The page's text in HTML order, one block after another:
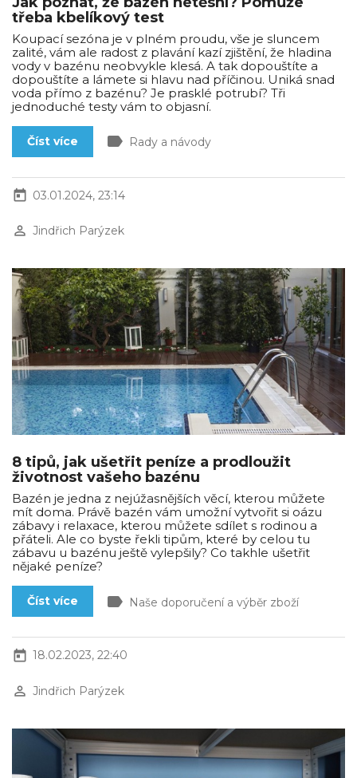
třeba kbelíkový test
Koupací sezóna je v plném proudu, vše je sluncem
zalité, vám ale radost z plavání kazí zjištění, že hladina
vody v bazénu neobvykle klesá. A tak dopouštíte a
dopouštíte a lámete si hlavu nad příčinou. Uniká snad
voda přímo z bazénu? Je prasklé potrubí? Tři
jednoduché testy vám to objasní.
Číst více label Rady a návody
today 03.01.2024, 23:14
perm_identity Jindřich Parýzek
8 tipů, jak ušetřit peníze a prodloužit
životnost vašeho bazénu
Bazén je jedna z nejúžasnějších věcí, kterou můžete
mít doma. Právě bazén vám umožní vytvořit si oázu
zábavy i relaxace, kterou můžete sdílet s rodinou a
přáteli. Ale co byste řekli tipům, které by celou tu
zábavu u bazénu ještě vylepšily? Co takhle ušetřit
nějaké peníze?
Číst více label Naše doporučení a výběr zboží
today 18.02.2023, 22:40
perm_identity Jindřich Parýzek